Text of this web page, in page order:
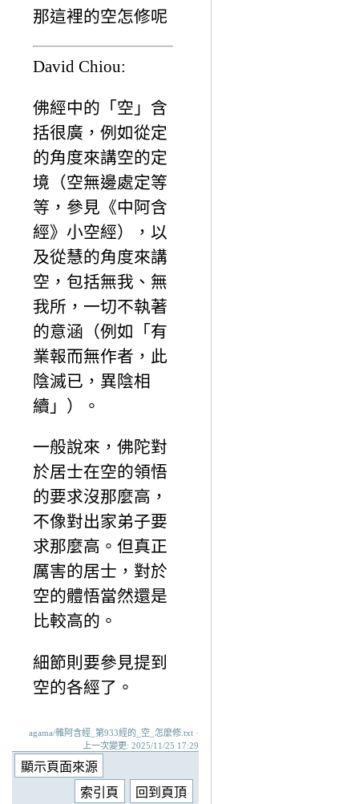
那這裡的空怎修呢
David Chiou:
佛經中的「空」含
括很廣，例如從定
的角度來講空的定
境（空無邊處定等
等，參見《中阿含
經》小空經），以
及從慧的角度來講
空，包括無我、無
我所，一切不執著
的意涵（例如「有
業報而無作者，此
陰滅已，異陰相
續」）。
一般說來，佛陀對
於居士在空的領悟
的要求沒那麼高，
不像對出家弟子要
求那麼高。但真正
厲害的居士，對於
空的體悟當然還是
比較高的。
細節則要參見提到
空的各經了。
agama/雜阿含經_第933經的_空_怎麼修.txt ·
上一次變更: 2025/11/25 17:29